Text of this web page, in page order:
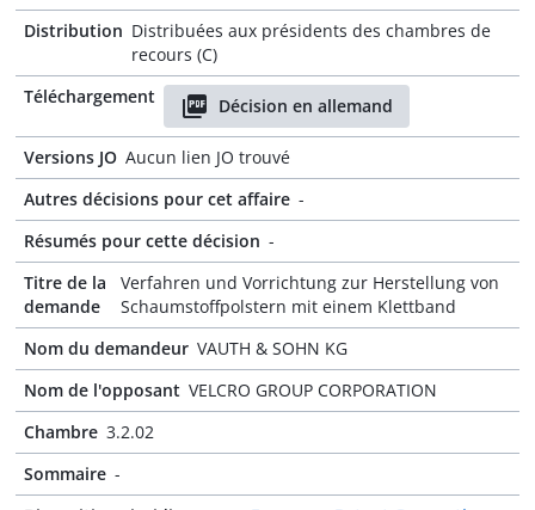
Distribution Distribuées aux présidents des chambres de
recours (C)
Téléchargement
Décision en allemand
Versions JO Aucun lien JO trouvé
Autres décisions pour cet affaire -
Résumés pour cette décision -
Titre de la
demande
Verfahren und Vorrichtung zur Herstellung von
Schaumstoffpolstern mit einem Klettband
Nom du demandeur VAUTH & SOHN KG
Nom de l'opposant VELCRO GROUP CORPORATION
Chambre 3.2.02
Sommaire -